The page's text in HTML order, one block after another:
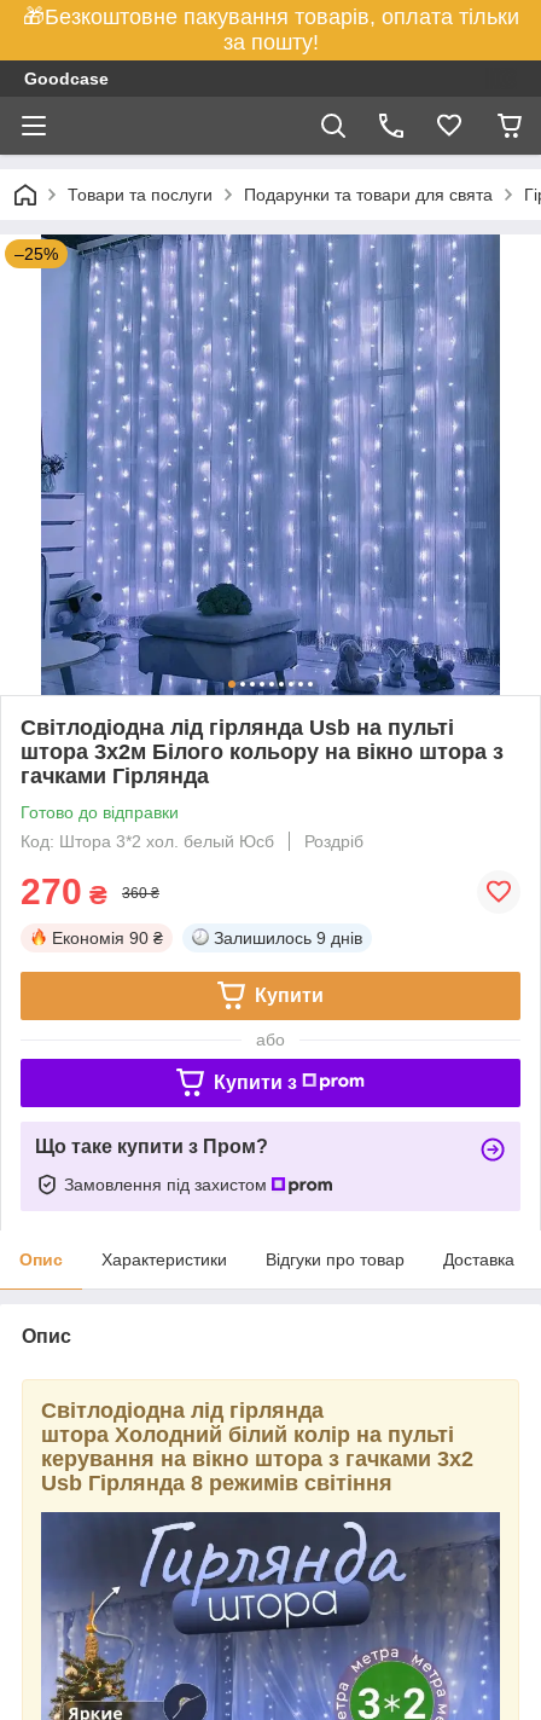
🎁Безкоштовне пакування товарів, оплата тільки
за пошту!
Goodcase
Товари та послуги Подарунки та товари для свята
–25%
Світлодіодна лід гірлянда Usb на пульті
штора 3х2м Білого кольору на вікно штора з
гачками Гірлянда
Готово до відправки
Код: Штора 3*2 хол. белый Юсб
Роздріб
270 ₴ 360 ₴
Економія 90 ₴ Залишилось 9 днів
Купити
або
Купити з
Що таке купити з Пром?
Замовлення під захистом
Опис Характеристики Відгуки про товар Доставка
Опис
Світлодіодна лід гірлянда
штора Холодний білий колір на пульті
керування на вікно штора з гачками 3х2
Usb Гірлянда 8 режимів світіння